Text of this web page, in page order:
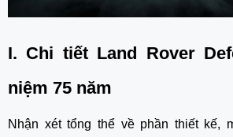
I. Chi tiết Land Rover
niệm 75 năm
Nhận xét tổng thể về phần thiết kế,